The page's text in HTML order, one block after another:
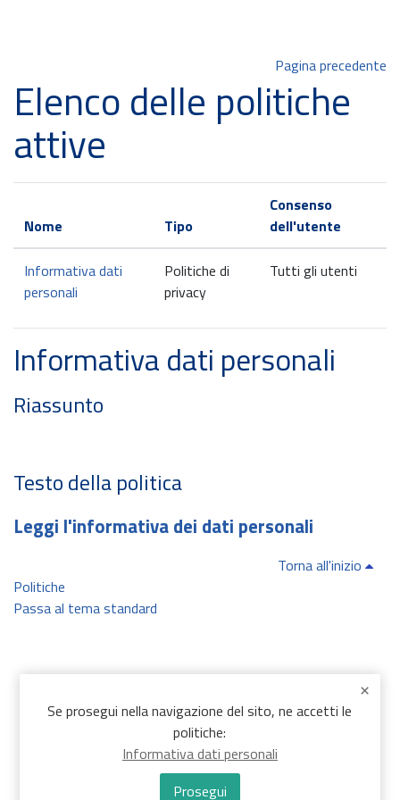
Pagina precedente
Elenco delle politiche
attive
Nome Tipo
Consenso
dell'utente
Informativa dati
personali
Politiche di
privacy
Tutti gli utenti
Informativa dati personali
Riassunto
Testo della politica
Leggi l'informativa dei dati personali
Torna all'inizio
Politiche
Passa al tema standard
Se prosegui nella navigazione del sito, ne accetti le
politiche:
Informativa dati personali
Prosegui